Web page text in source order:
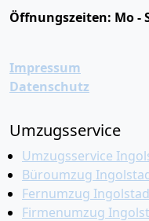
Öffnungszeiten: Mo -
Impressum
Datenschutz
Umzugsservice
Umzugsservice
Büroumzug
Fernumzug
Firmenumzug